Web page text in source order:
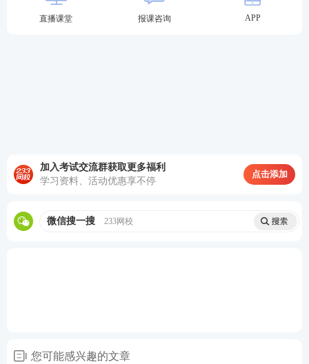
科。考生备考哪个科目切换一下就行，超级方便。
直播课堂 报课咨询 APP
加入考试交流群获取更多福利
学习资料、活动优惠享不停
点击添加
微信搜一搜 233网校
您可能感兴趣的文章